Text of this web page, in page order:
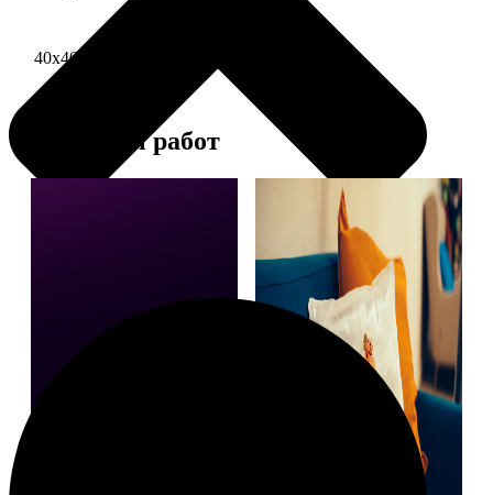
40х40 односторонняя печать
Примеры работ